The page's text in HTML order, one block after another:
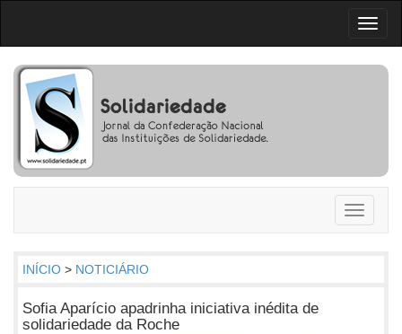
Toggle
INÍCIO > NOTICIÁRIO
Sofia Aparício apadrinha iniciativa inédita de
solidariedade da Roche